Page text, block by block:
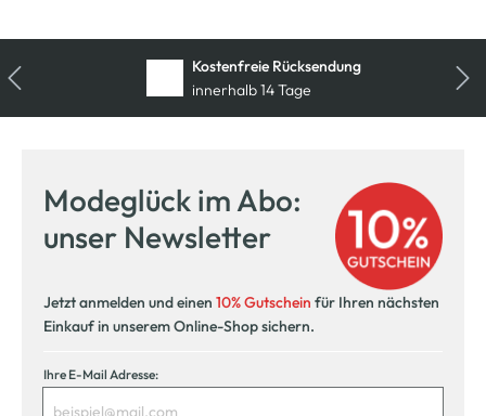
Kostenfreie Rücksendung
innerhalb 14 Tage
Modeglück im Abo:
unser Newsletter
Jetzt anmelden und einen 10% Gutschein für Ihren nächsten
Einkauf in unserem Online-Shop sichern.
Ihre E-Mail Adresse: